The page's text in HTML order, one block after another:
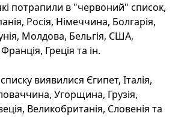
потрапили в "червоний" список,
Росія, Німеччина, Болгарія,
Молдова, Бельгія, США,
Франція, Греція та ін.
виявилися Єгипет, Італія,
Угорщина, Грузія,
Великобританія, Словенія та